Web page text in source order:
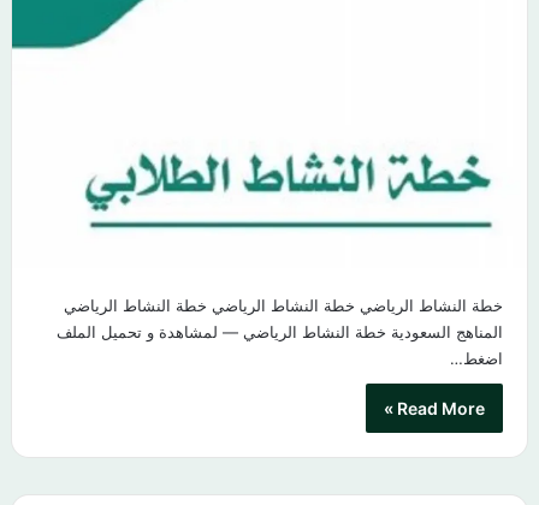
خطة النشاط الرياضي خطة النشاط الرياضي خطة النشاط الرياضي
المناهج السعودية خطة النشاط الرياضي — لمشاهدة و تحميل الملف
اضغط…
Read More »